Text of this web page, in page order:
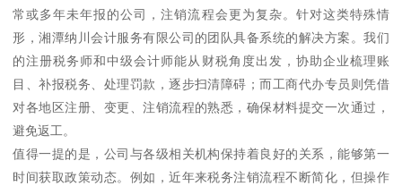
常或多年未年报的公司，注销流程会更为复杂。针对这类特殊情
形，湘潭纳川会计服务有限公司的团队具备系统的解决方案。我们
的注册税务师和中级会计师能从财税角度出发，协助企业梳理账
目、补报税务、处理罚款，逐步扫清障碍；而工商代办专员则凭借
对各地区注册、变更、注销流程的熟悉，确保材料提交一次通过，
避免返工。
值得一提的是，公司与各级相关机构保持着良好的关系，能够第一
时间获取政策动态。例如，近年来税务注销流程不断简化，但操作